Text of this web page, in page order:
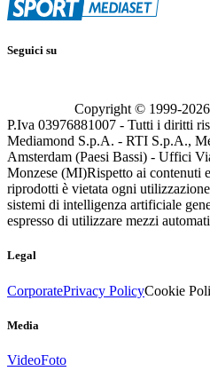
Seguici su
Copyright © 1999-2026
P.Iva 03976881007 - Tutti i diritti
Mediamond S.p.A. - RTI S.p.A.,
Amsterdam (Paesi Bassi) - Uffici
Monzese (MI)Rispetto ai contenuti
riprodotti è vietata ogni
sistemi di intelligenza artificiale
espresso di utilizzare mezzi
Legal
CorporatePrivacy PolicyCookie
Media
VideoFoto